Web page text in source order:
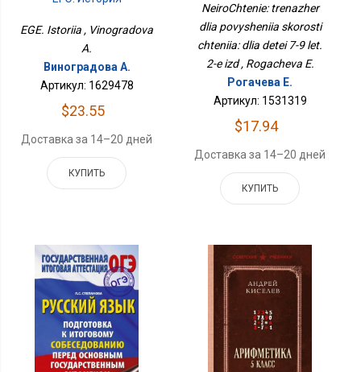
EGE. Istoriia , Vinogradova
A.
Виноградова А.
Артикул: 1629478
$23.55
Доставка за 14–20 дней
КУПИТЬ
Скорости Чтения: Для
NeiroChtenie: trenazher
dlia povysheniia skorosti
chteniia: dlia detei 7-9 let.
2-e izd , Rogacheva E.
Рогачева Е.
Артикул: 1531319
$17.94
Доставка за 14–20 дней
КУПИТЬ